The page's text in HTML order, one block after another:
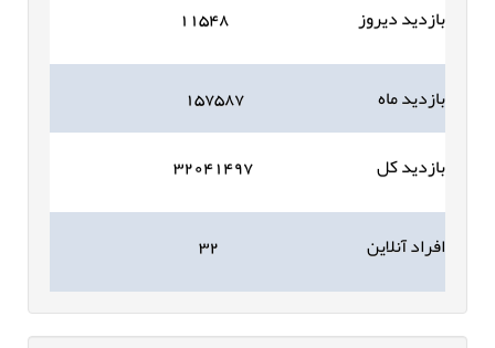
بازدید دیروز ۱۱۵۴۸
بازدید ماه
۱۵۷۵۸۷
بازدید کل
۳۲۰۴۱۴۹۷
افراد آنلاین ۳۲